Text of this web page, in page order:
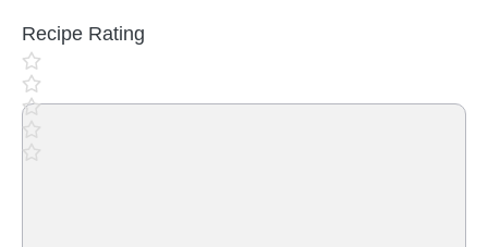
Recipe Rating
Commentaire